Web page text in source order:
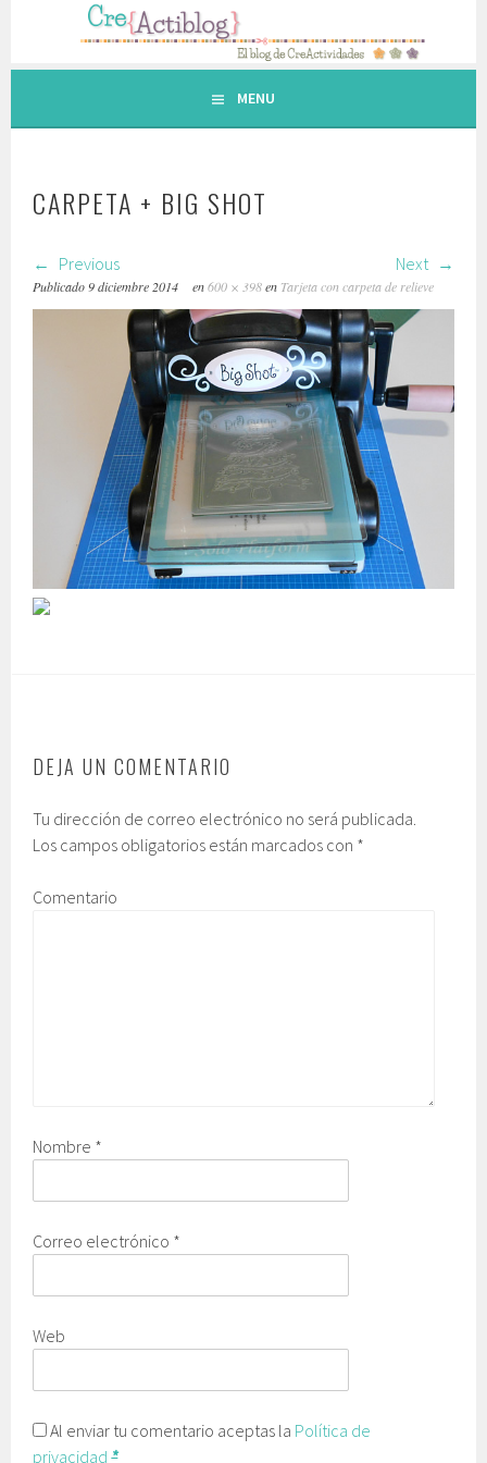
contenido.
MENU
CARPETA + BIG SHOT
Previous Next
Publicado 9 diciembre 2014 en600 × 398en Tarjeta con carpeta de relieve
DEJA UN COMENTARIO
Tu dirección de correo electrónico no será publicada.
Los campos obligatorios están marcados con *
Comentario
Nombre *
Correo electrónico *
Web
Al enviar tu comentario aceptas la Política de
privacidad *